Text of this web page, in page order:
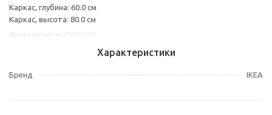
Каркас, глубина: 60.0 см
Каркас, высота: 80.0 см
Характеристики
Бренд IKEA